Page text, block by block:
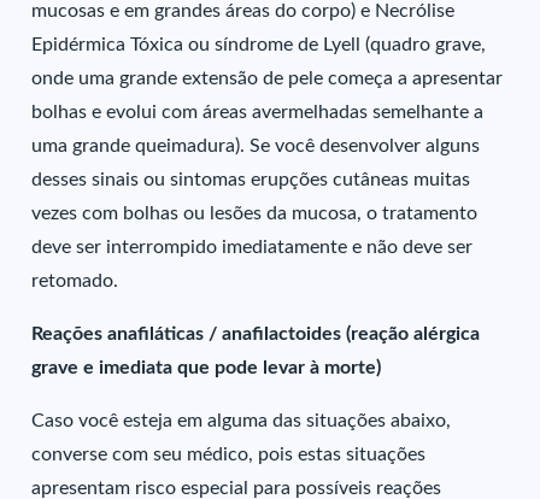
mucosas e em grandes áreas do corpo) e Necrólise
Epidérmica Tóxica ou síndrome de Lyell (quadro grave,
onde uma grande extensão de pele começa a apresentar
bolhas e evolui com áreas avermelhadas semelhante a
uma grande queimadura). Se você desenvolver alguns
desses sinais ou sintomas erupções cutâneas muitas
vezes com bolhas ou lesões da mucosa, o tratamento
deve ser interrompido imediatamente e não deve ser
retomado.
Reações anafiláticas / anafilactoides (reação alérgica
grave e imediata que pode levar à morte)
Caso você esteja em alguma das situações abaixo,
converse com seu médico, pois estas situações
apresentam risco especial para possíveis reações